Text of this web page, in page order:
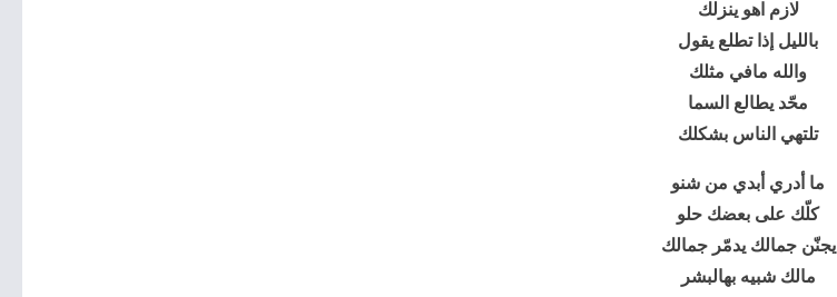
لازم اهو ينزلك
بالليل إذا تطلع يقول
والله مافي مثلك
محّد يطالع السما
تلتهي الناس بشكلك
ما أدري أبدي من شنو
كلّك على بعضك حلو
يجنّن جمالك يدمّر جمالك
مالك شبيه بهالبشر